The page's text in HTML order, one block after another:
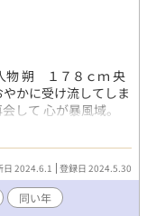
物 朔 １７８ｃｍ 央
かに受け流してしま
して 心が暴風域。
の顔は好き。 央未
格が、ねじ曲がり 素
を忘れ 無邪気にな
元は、人当たりがい
日 2024.6.1 登録日 2024.5.30
同い年